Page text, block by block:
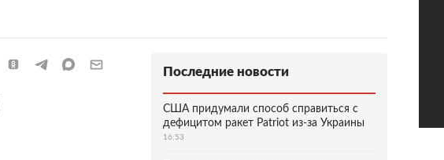
Последние новости
США придумали способ справиться с
дефицитом ракет Patriot из-за Украины
16:53